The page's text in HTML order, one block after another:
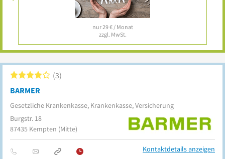
nur 29 € / Monat
zzgl. MwSt.
BARMER
Gesetzliche Krankenkasse, Krankenkasse, Versicherung
3
Burgstr. 18
87435 Kempten (Mitte)
Kontaktdetails anzeigen